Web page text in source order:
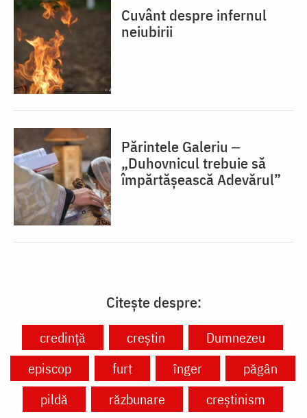
Cuvânt despre infernul
neiubirii
Părintele Galeriu ‒
„Duhovnicul trebuie să
împărtășească Adevărul”
Citește despre:
credință creștin
Dumnezeu
episcop
furt înger
păgân
pildă
răzbunare creștinism